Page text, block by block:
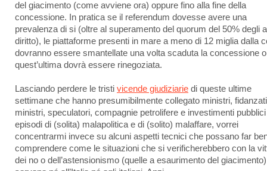
del giacimento (come avviene ora) oppure fino alla fine della
concessione. In pratica se il referendum dovesse avere una
prevalenza di si (oltre al superamento del quorum del 50% degli
diritto), le piattaforme presenti in mare a meno di 12 miglia dalla
dovranno essere smantellate una volta scaduta la concessione o
quest’ultima dovrà essere rinegoziata.
Lasciando perdere le tristi vicende giudiziarie di queste ultime
settimane che hanno presumibilmente collegato ministri,
ministri, speculatori, compagnie petrolifere e investimenti
episodi di (solita) malapolitica e di (solito) malaffare, vorrei
concentrarmi invece su alcuni aspetti tecnici che possano far
comprendere come le situazioni che si verificherebbero con la
dei no o dell’astensionismo (quelle a esaurimento del